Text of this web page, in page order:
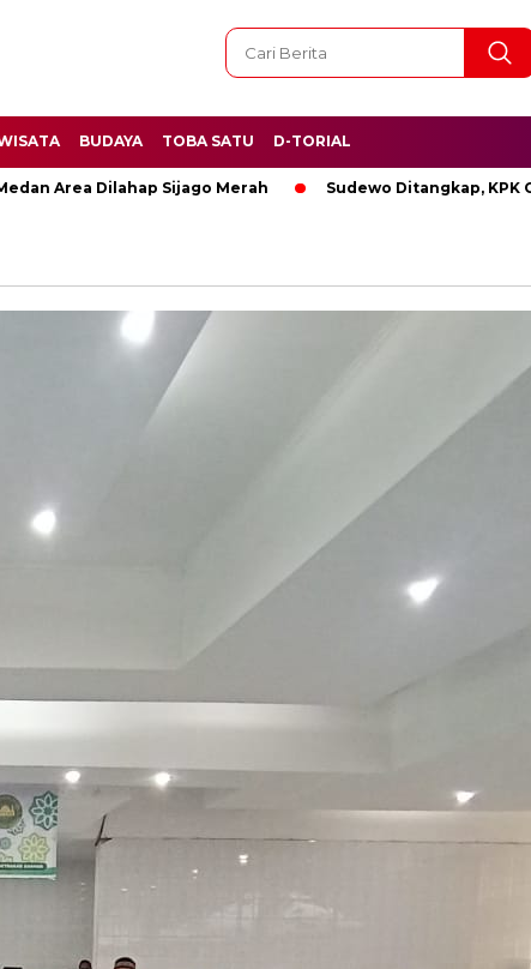
BUDAYA TOBA SATU D-TORIAL
Area Dilahap Sijago Merah Sudewo Ditangkap, KPK OTT